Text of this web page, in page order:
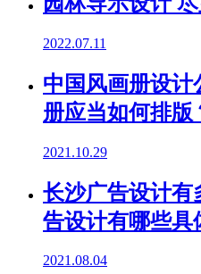
2022.07.11
中国风画册设计
册应当如何排版
2021.10.29
长沙广告设计有
告设计有哪些具
2021.08.04